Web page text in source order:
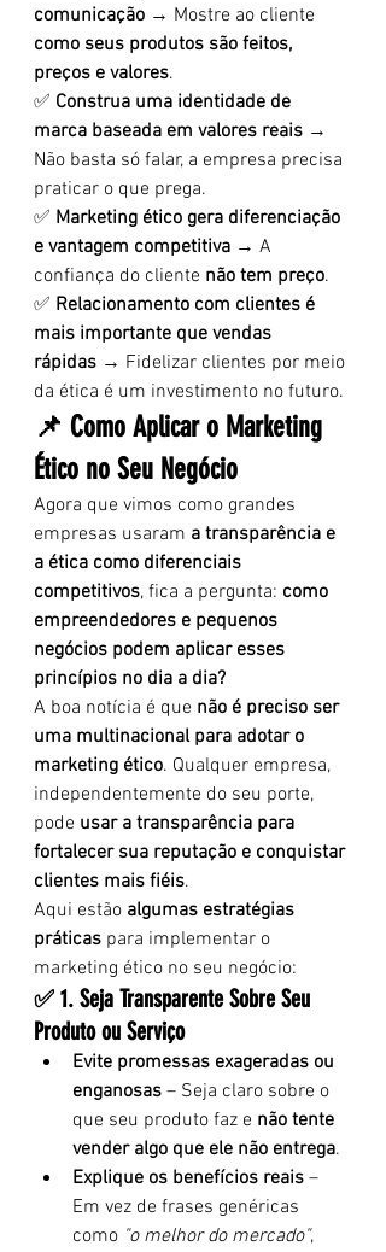
comunicação → Mostre ao cliente
como seus produtos são feitos,
preços e valores.
✅ Construa uma identidade de
marca baseada em valores reais →
Não basta só falar, a empresa precisa
praticar o que prega.
✅ Marketing ético gera diferenciação
e vantagem competitiva → A
confiança do cliente não tem preço.
✅ Relacionamento com clientes é
mais importante que vendas
rápidas → Fidelizar clientes por meio
da ética é um investimento no futuro.
📌 Como Aplicar o Marketing
Ético no Seu Negócio
Agora que vimos como grandes
empresas usaram a transparência e
a ética como diferenciais
competitivos, fica a pergunta: como
empreendedores e pequenos
negócios podem aplicar esses
princípios no dia a dia?
A boa notícia é que não é preciso ser
uma multinacional para adotar o
marketing ético. Qualquer empresa,
independentemente do seu porte,
pode usar a transparência para
fortalecer sua reputação e conquistar
clientes mais fiéis.
Aqui estão algumas estratégias
práticas para implementar o
marketing ético no seu negócio:
✅ 1. Seja Transparente Sobre Seu
Produto ou Serviço
Evite promessas exageradas ou
enganosas – Seja claro sobre o
que seu produto faz e não tente
vender algo que ele não entrega.
Explique os benefícios reais –
Em vez de frases genéricas
como "o melhor do mercado",